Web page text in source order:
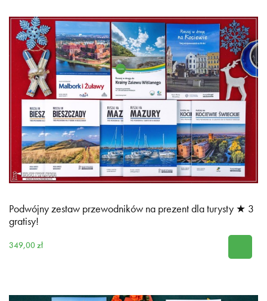
Podwójny zestaw przewodników na prezent dla turysty ★ 3
gratisy!
349,00 zł